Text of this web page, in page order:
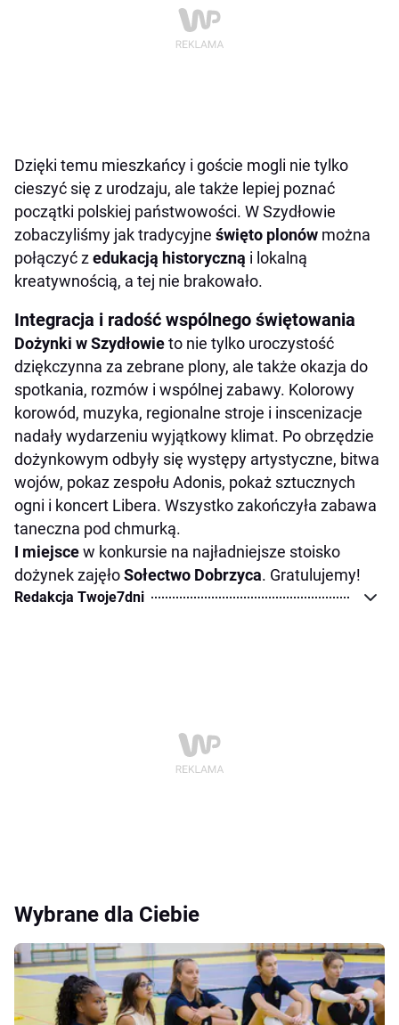
Dzięki temu mieszkańcy i goście mogli nie tylko
cieszyć się z urodzaju, ale także lepiej poznać
początki polskiej państwowości. W Szydłowie
zobaczyliśmy jak tradycyjne święto plonów można
połączyć zedukacją historyczną i lokalną
kreatywnością, a tej nie brakowało.
Integracja i radość wspólnego świętowania
Dożynki w Szydłowieto nie tylko uroczystość
dziękczynna za zebrane plony, ale także okazja do
spotkania, rozmów i wspólnej zabawy. Kolorowy
korowód, muzyka, regionalne stroje i inscenizacje
nadały wydarzeniu wyjątkowy klimat. Po obrzędzie
dożynkowym odbyły się występy artystyczne, bitwa
wojów, pokaz zespołu Adonis, pokaż sztucznych
ogni i koncert Libera. Wszystko zakończyła zabawa
taneczna pod chmurką.
I miejscew konkursie na najładniejsze stoisko
dożynek zajęłoSołectwo Dobrzyca. Gratulujemy!
Redakcja Twoje7dni
Wybrane dla Ciebie